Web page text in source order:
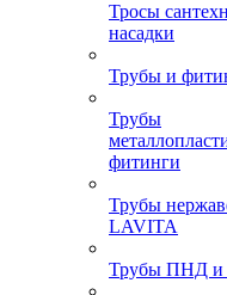
Тросы
насадки
Трубы и
Трубы
фитинги
Трубы
LAVITA
Трубы ПНД и